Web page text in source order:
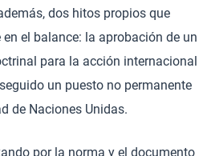
dos hitos propios que
el balance: la aprobación de un
para la acción internacional
un puesto no permanente
de Naciones Unidas.
por la norma y el documento